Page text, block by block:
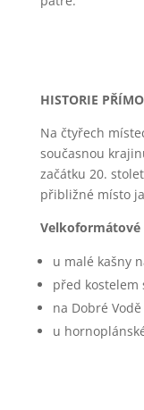
HISTORIE
Na čtyřech
současnou
začátku 20.
přibližné místo
Velkoformátové
u malé kašny
před kostelem
na Dobré
u